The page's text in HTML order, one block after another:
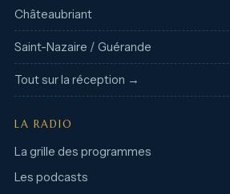
Châteaubriant
Saint-Nazaire / Guérande
Tout sur la réception →
LA RADIO
La grille des programmes
Les podcasts